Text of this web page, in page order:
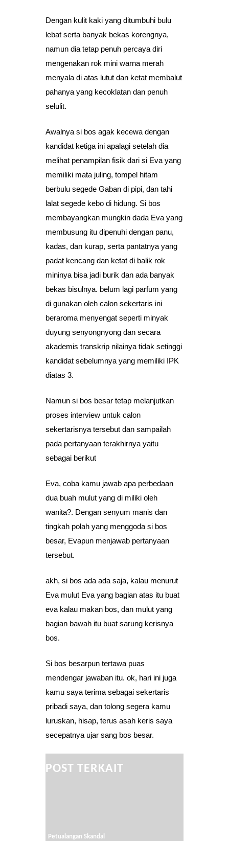
Dengan kulit kaki yang ditumbuhi bulu
lebat serta banyak bekas korengnya,
namun dia tetap penuh percaya diri
mengenakan rok mini warna merah
menyala di atas lutut dan ketat membalut
pahanya yang kecoklatan dan penuh
selulit.
Awalnya si bos agak kecewa dengan
kandidat ketiga ini apalagi setelah dia
melihat penampilan fisik dari si Eva yang
memiliki mata juling, tompel hitam
berbulu segede Gaban di pipi, dan tahi
lalat segede kebo di hidung. Si bos
membayangkan mungkin dada Eva yang
membusung itu dipenuhi dengan panu,
kadas, dan kurap, serta pantatnya yang
padat kencang dan ketat di balik rok
mininya bisa jadi burik dan ada banyak
bekas bisulnya. belum lagi parfum yang
di gunakan oleh calon sekertaris ini
beraroma menyengat seperti minyak
duyung senyongnyong dan secara
akademis transkrip nilainya tidak setinggi
kandidat sebelumnya yang memiliki IPK
diatas 3.
Namun si bos besar tetap melanjutkan
proses interview untuk calon
sekertarisnya tersebut dan sampailah
pada pertanyaan terakhirnya yaitu
sebagai berikut
Eva, coba kamu jawab apa perbedaan
dua buah mulut yang di miliki oleh
wanita?. Dengan senyum manis dan
tingkah polah yang menggoda si bos
besar, Evapun menjawab pertanyaan
tersebut.
akh, si bos ada ada saja, kalau menurut
Eva mulut Eva yang bagian atas itu buat
eva kalau makan bos, dan mulut yang
bagian bawah itu buat sarung kerisnya
bos.
Si bos besarpun tertawa puas
mendengar jawaban itu. ok, hari ini juga
kamu saya terima sebagai sekertaris
pribadi saya, dan tolong segera kamu
luruskan, hisap, terus asah keris saya
secepatnya ujar sang bos besar.
POST TERKAIT
Petualangan Skandal